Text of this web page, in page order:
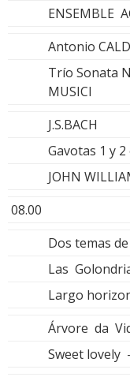
ENSEMBLE
Antonio
Trío Sonata
MUSICI
J.S.BACH
Gavotas 1 y
JOHN
08.00
Dos temas
Las
Largo
Árvore da
Sweet lovely